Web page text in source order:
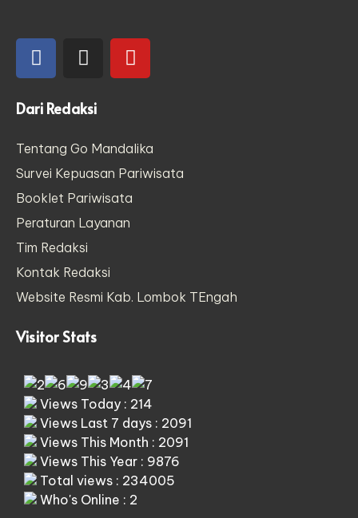
Dari Redaksi
Tentang Go Mandalika
Survei Kepuasan Pariwisata
Booklet Pariwisata
Peraturan Layanan
Tim Redaksi
Kontak Redaksi
Website Resmi Kab. Lombok TEngah
Visitor Stats
Views Today : 214
Views Last 7 days : 2091
Views This Month : 2091
Views This Year : 9876
Total views : 234005
Who's Online : 2